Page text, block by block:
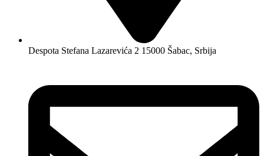
Despota Stefana Lazarevića 2 15000 Šabac, Srbija